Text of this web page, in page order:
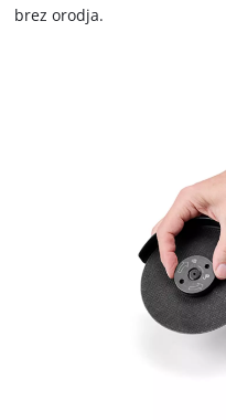
brez orodja.